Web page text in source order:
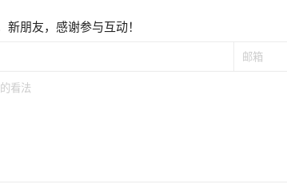
新朋友，感谢参与互动！